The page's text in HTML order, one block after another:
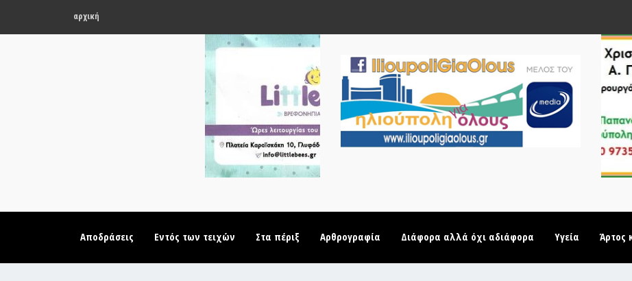
αρχική
Αποδράσεις Εντός των τειχών Στα πέριξ Αρθρογραφία Διάφορα αλλά όχι αδιάφορα Υγεία Άρτος